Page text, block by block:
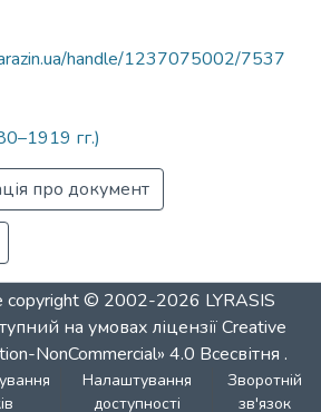
handle/1237075002/7537
гг.)
про документ
copyright © 2002-2026 LYRASIS
на умовах ліцензіїCreative
NonCommercial» 4.0 Всесвітня .
Налаштування
доступності
Зворотній
зв'язок